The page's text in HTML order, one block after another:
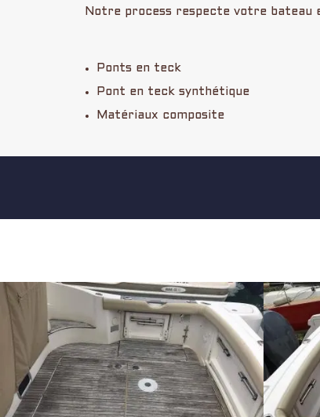
Notre process respecte votre bateau
Ponts en teck
Pont en teck synthétique
Matériaux composite